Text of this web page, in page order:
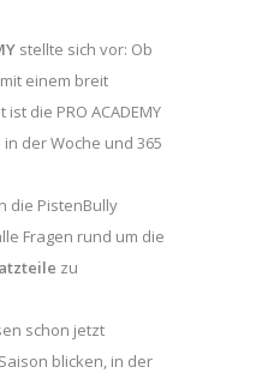
stellte sich vor: Ob
einem breit
die PRO ACADEMY
in der Woche und 365
die PistenBully
Fragen rund um die
zu
schon jetzt
blicken, in der